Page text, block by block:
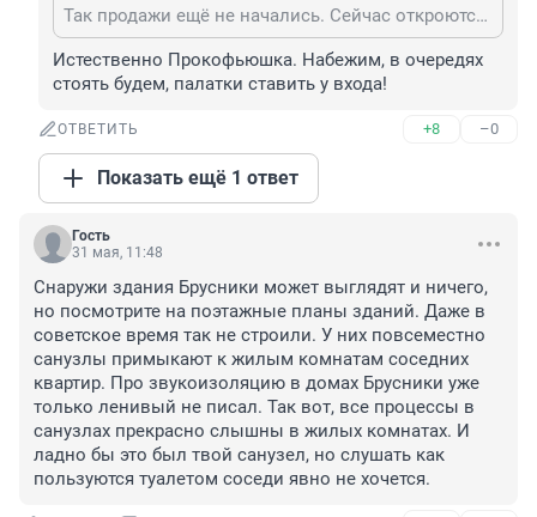
Так продажи ещё не начались. Сейчас откроются - и мы массово отнёсся, правда, Лизонька?
Истественно Прокофьюшка. Набежим, в очередях
стоять будем, палатки ставить у входа!
ОТВЕТИТЬ +8 –0
Показать ещё 1 ответ
Гость
31 мая, 11:48
Снаружи здания Брусники может выглядят и ничего,
но посмотрите на поэтажные планы зданий. Даже в
советское время так не строили. У них повсеместно
санузлы примыкают к жилым комнатам соседних
квартир. Про звукоизоляцию в домах Брусники уже
только ленивый не писал. Так вот, все процессы в
санузлах прекрасно слышны в жилых комнатах. И
ладно бы это был твой санузел, но слушать как
пользуются туалетом соседи явно не хочется.